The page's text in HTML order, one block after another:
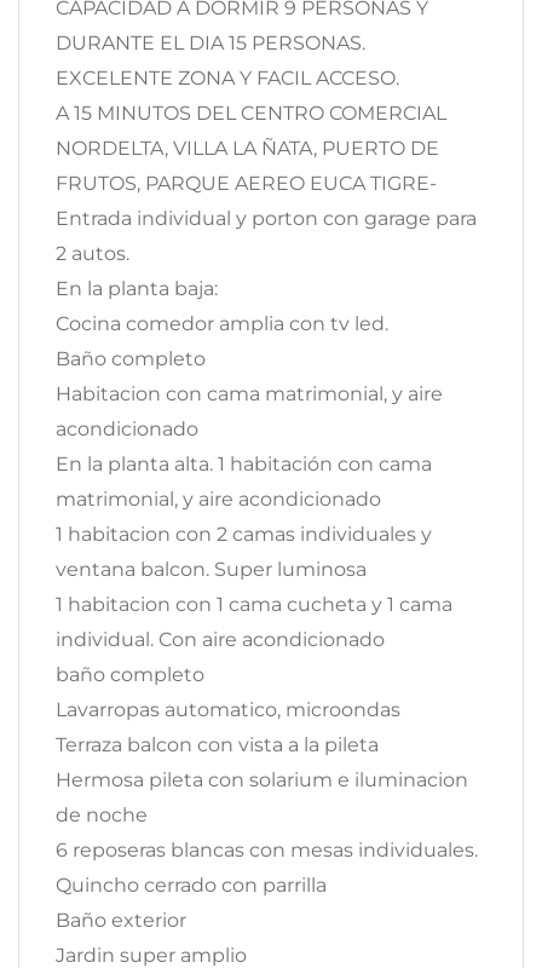
CAPACIDAD A DORMIR 9 PERSONAS Y
DURANTE EL DIA 15 PERSONAS.
EXCELENTE ZONA Y FACIL ACCESO.
A 15 MINUTOS DEL CENTRO COMERCIAL
NORDELTA, VILLA LA ÑATA, PUERTO DE
FRUTOS, PARQUE AEREO EUCA TIGRE-
Entrada individual y porton con garage para
2 autos.
En la planta baja:
Cocina comedor amplia con tv led.
Baño completo
Habitacion con cama matrimonial, y aire
acondicionado
En la planta alta. 1 habitación con cama
matrimonial, y aire acondicionado
1 habitacion con 2 camas individuales y
ventana balcon. Super luminosa
1 habitacion con 1 cama cucheta y 1 cama
individual. Con aire acondicionado
baño completo
Lavarropas automatico, microondas
Terraza balcon con vista a la pileta
Hermosa pileta con solarium e iluminacion
de noche
6 reposeras blancas con mesas individuales.
Quincho cerrado con parrilla
Baño exterior
Jardin super amplio